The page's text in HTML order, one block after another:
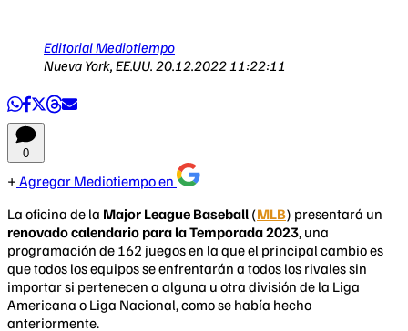
Editorial Mediotiempo
Nueva York, EE.UU. 20.12.2022 11:22:11
0
Agregar Mediotiempo en
La oficina de la Major League Baseball (MLB) presentará un
renovado calendario para la Temporada 2023, una
programación de 162 juegos en la que el principal cambio es
que todos los equipos se enfrentarán a todos los rivales sin
importar si pertenecen a alguna u otra división de la Liga
Americana o Liga Nacional, como se había hecho
anteriormente.